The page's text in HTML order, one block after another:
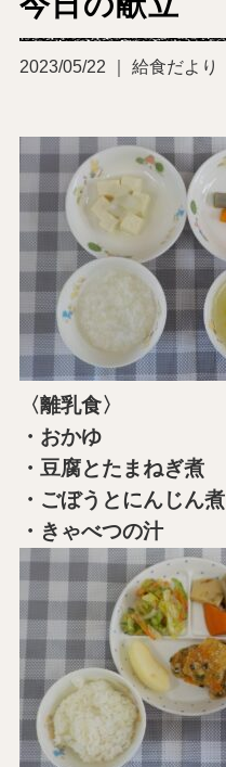
2023/05/22 ｜ 給食だより
〈離乳食〉
・おかゆ
・豆腐とたまねぎ煮
・ごぼうとにんじん煮
・きゃべつの汁